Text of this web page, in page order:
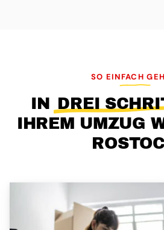
SO EINFACH
IN DREI
IHREM UMZUG